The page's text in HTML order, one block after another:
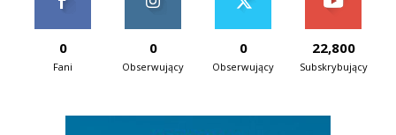
0
Fani
0
Obserwujący
0
Obserwujący
22,800
Subskrybujący